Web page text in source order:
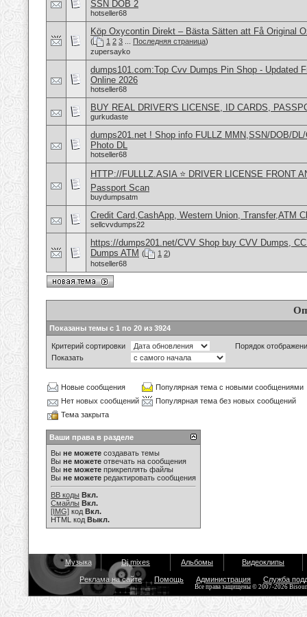
SSN DOB 2
hotseller68
Köp Oxycontin Direkt – Bästa Sätten att Få Original
( 1 2 3 Последняя страница)
zupersayko
dumps101.com:Top Cvv Dumps Pin Shop - Updated
Online 2026
hotseller68
BUY REAL DRIVER'S LICENSE, ID CARDS,
gurkudaste
dumps201.net ! Shop info FULLZ MMN,SSN/DOB/
Photo DL
hotseller68
HTTP://FULLLZ.ASIA ⭐️ DRIVER LICENSE FRONT
Passport Scan
buydumpsatm
Credit Card,CashApp, Western Union, Transfer,ATM
sellcvvdumps22
https://dumps201.net/CVV Shop buy CVV Dumps,
Dumps ATM ( 1 2)
hotseller68
Показаны темы с 1 по 20 из 3924
Критерий сортировки
Порядок
Показать
Новые сообщения
Популярная тема с новыми сообщениями
Нет новых сообщений
Популярная тема без новых сообщений
Тема закрыта
Ваши права в разделе
Вы не можете создавать темы
Вы не можете отвечать на сообщения
Вы не можете прикреплять файлы
Вы не можете редактировать сообщения
BB коды Вкл.
Смайлы Вкл.
[IMG] код Вкл.
HTML код Выкл.
Музыка Dj mixes Альбомы Видеоклипы
Реклама на сайте Помощь Администрация Служба
Все права защищены © 2007-2026